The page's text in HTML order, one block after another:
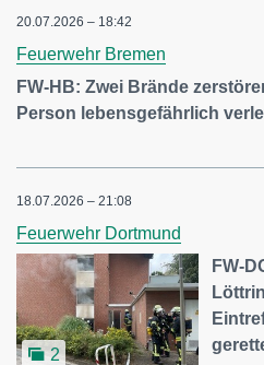
20.07.2026 – 18:42
Feuerwehr Bremen
FW-HB: Zwei Brände
Person lebensgefährlich
18.07.2026 – 21:08
Feuerwehr Dortmund
2
FW-